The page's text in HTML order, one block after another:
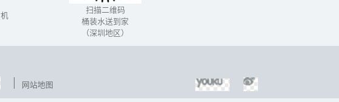
扫描二维码
桶装水送到家
（深圳地区）
网站地图